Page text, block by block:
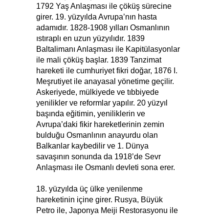
1792 Yaş Anlaşması ile çöküş sürecine
girer. 19. yüzyılda Avrupa’nın hasta
adamıdır. 1828-1908 yılları Osmanlının
ıstıraplı en uzun yüzyılıdır. 1839
Baltalimanı Anlaşması ile Kapitülasyonlar
ile mali çöküş başlar. 1839 Tanzimat
hareketi ile cumhuriyet fikri doğar, 1876 I.
Meşrutiyet ile anayasal yönetime geçilir.
Askeriyede, mülkiyede ve tıbbiyede
yenilikler ve reformlar yapılır. 20 yüzyıl
başında eğitimin, yeniliklerin ve
Avrupa’daki fikir hareketlerinin zemin
bulduğu Osmanlının anayurdu olan
Balkanlar kaybedilir ve 1. Dünya
savaşının sonunda da 1918’de Sevr
Anlaşması ile Osmanlı devleti sona erer.
18. yüzyılda üç ülke yenilenme
hareketinin içine girer. Rusya, Büyük
Petro ile, Japonya Meiji Restorasyonu ile